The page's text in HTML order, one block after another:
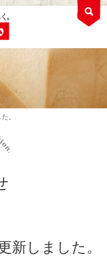
。
新しました。